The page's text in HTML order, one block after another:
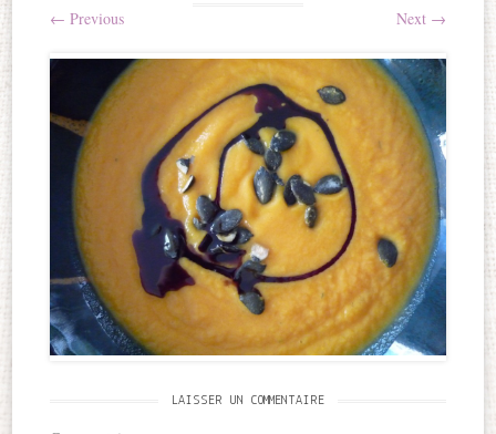
← Previous Next →
LAISSER UN COMMENTAIRE